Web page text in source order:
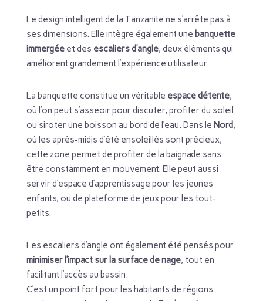
Le design intelligent de la Tanzanite ne s’arrête pas à
ses dimensions. Elle intègre également une banquette
immergéeet des escaliers d’angle, deux éléments qui
améliorent grandement l’expérience utilisateur.
La banquette constitue un véritable espace détente,
où l’on peut s’asseoir pour discuter, profiter du soleil
ou siroter une boisson au bord de l’eau. Dans le Nord,
où les après-midis d’été ensoleillés sont précieux,
cette zone permet de profiter de la baignade sans
être constamment en mouvement. Elle peut aussi
servir d’espace d’apprentissage pour les jeunes
enfants, ou de plateforme de jeux pour les tout-
petits.
Les escaliers d’angle ont également été pensés pour
minimiser l’impact sur la surface de nage, tout en
facilitant l’accès au bassin.
C’est un point fort pour les habitants de régions